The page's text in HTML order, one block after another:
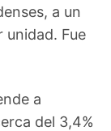
a un
unidad. Fue
a
del 3,4%